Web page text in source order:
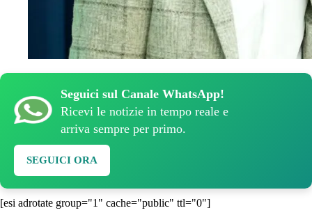
Seguici sul Canale WhatsApp!
Ricevi le notizie in tempo reale e
arriva sempre per primo.
SEGUICI ORA
[esi adrotate group="1" cache="public" ttl="0"]